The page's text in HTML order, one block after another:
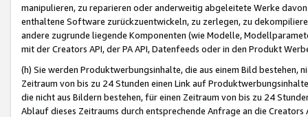
manipulieren, zu reparieren oder anderweitig abgeleitete Werke
enthaltene Software zurückzuentwickeln, zu zerlegen, zu
andere zugrunde liegende Komponenten (wie Modelle,
mit der Creators API, der PA API, Datenfeeds oder in den Produkt
(h) Sie werden Produktwerbungsinhalte, die aus einem Bild bestehen,
Zeitraum von bis zu 24 Stunden einen Link auf
die nicht aus Bildern bestehen, für einen Zeitraum von bis zu 24
Ablauf dieses Zeitraums durch entsprechende Anfrage an die